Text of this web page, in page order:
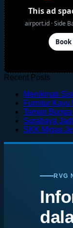
Recent Posts
Menikmati
Furnitur
Taman
Surabaya
SKK Migas
RVG